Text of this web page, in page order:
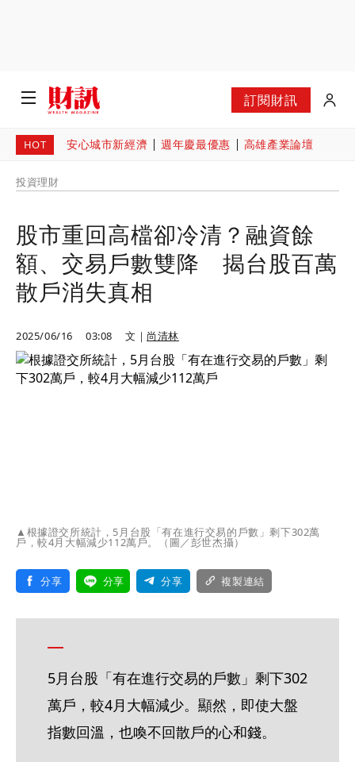
訂閱財訊
HOT 安心城市新經濟 週年慶最優惠 高雄產業論壇
投資理財
股市重回高檔卻冷清？融資餘
額、交易戶數雙降 揭台股百萬
散戶消失真相
2025/06/16 03:08 文｜尚清林
▲根據證交所統計，5月台股「有在進行交易的戶數」剩下302萬
戶，較4月大幅減少112萬戶。（圖／彭世杰攝）
分享 分享 分享 複製連結
5月台股「有在進行交易的戶數」剩下302
萬戶，較4月大幅減少。顯然，即使大盤
指數回溫，也喚不回散戶的心和錢。